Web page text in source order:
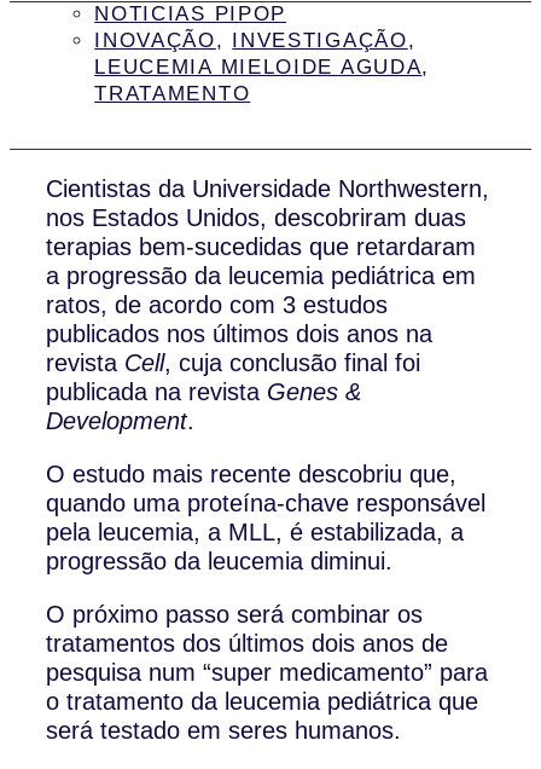
NOTICIAS PIPOP
INOVAÇÃO, INVESTIGAÇÃO,
LEUCEMIA MIELOIDE AGUDA,
TRATAMENTO
Cientistas da Universidade Northwestern,
nos Estados Unidos, descobriram duas
terapias bem-sucedidas que retardaram
a progressão da leucemia pediátrica em
ratos, de acordo com 3 estudos
publicados nos últimos dois anos na
revista Cell, cuja conclusão final foi
publicada na revista Genes &
Development.
O estudo mais recente descobriu que,
quando uma proteína-chave responsável
pela leucemia, a MLL, é estabilizada, a
progressão da leucemia diminui.
O próximo passo será combinar os
tratamentos dos últimos dois anos de
pesquisa num “super medicamento” para
o tratamento da leucemia pediátrica que
será testado em seres humanos.